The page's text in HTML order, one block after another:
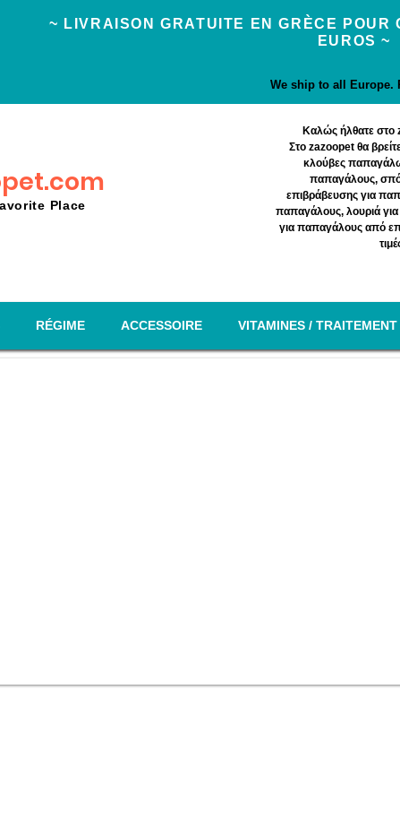
~ LIVRAISON GRATUITE EN GRÈCE POUR
EUROS ~
We ship to all Europe.
Place
Καλώς ήλθατε στο
Στο zazoopet θα
κλούβες
παπαγάλους,
επιβράβευσης για
παπαγάλους, λουριά
για παπαγάλους από
RÉGIME ACCESSOIRE VITAMINES / TRAITEMENT